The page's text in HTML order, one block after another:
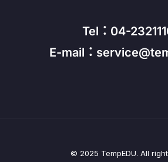
Tel：04-
E-mail：
© 2025 TempEDU. All